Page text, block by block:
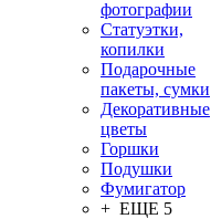
фотографии
Статуэтки,
копилки
Подарочные
пакеты, сумки
Декоративные
цветы
Горшки
Подушки
Фумигатор
+ ЕЩЕ 5